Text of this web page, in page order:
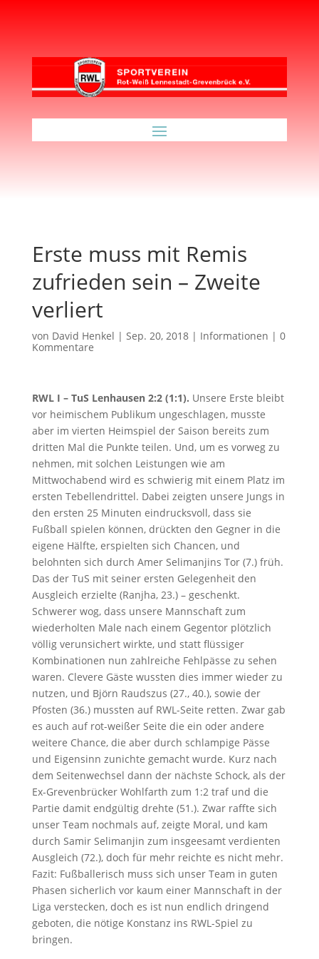
Erste muss mit Remis
zufrieden sein – Zweite
verliert
von David Henkel | Sep. 20, 2018| Informationen | 0
Kommentare
RWL I – TuS Lenhausen 2:2 (1:1). Unsere Erste bleibt
vor heimischem Publikum ungeschlagen, musste
aber im vierten Heimspiel der Saison bereits zum
dritten Mal die Punkte teilen. Und, um es vorweg zu
nehmen, mit solchen Leistungen wie am
Mittwochabend wird es schwierig mit einem Platz im
ersten Tebellendrittel. Dabei zeigten unsere Jungs in
den ersten 25 Minuten eindrucksvoll, dass sie
Fußball spielen können, drückten den Gegner in die
eigene Hälfte, erspielten sich Chancen, und
belohnten sich durch Amer Selimanjins Tor (7.) früh.
Das der TuS mit seiner ersten Gelegenheit den
Ausgleich erzielte (Ranjha, 23.) – geschenkt.
Schwerer wog, dass unsere Mannschaft zum
wiederholten Male nach einem Gegentor plötzlich
völlig verunsichert wirkte, und statt flüssiger
Kombinationen nun zahlreiche Fehlpässe zu sehen
waren. Clevere Gäste wussten dies immer wieder zu
nutzen, und Björn Raudszus (27., 40.), sowie der
Pfosten (36.) mussten auf RWL-Seite retten. Zwar gab
es auch auf rot-weißer Seite die ein oder andere
weitere Chance, die aber durch schlampige Pässe
und Eigensinn zunichte gemacht wurde. Kurz nach
dem Seitenwechsel dann der nächste Schock, als der
Ex-Grevenbrücker Wohlfarth zum 1:2 traf und die
Partie damit endgültig drehte (51.). Zwar raffte sich
unser Team nochmals auf, zeigte Moral, und kam
durch Samir Selimanjin zum insgeesamt verdienten
Ausgleich (72.), doch für mehr reichte es nicht mehr.
Fazit: Fußballerisch muss sich unser Team in guten
Phasen sicherlich vor kaum einer Mannschaft in der
Liga verstecken, doch es ist nun endlich dringend
geboten, die nötige Konstanz ins RWL-Spiel zu
bringen.